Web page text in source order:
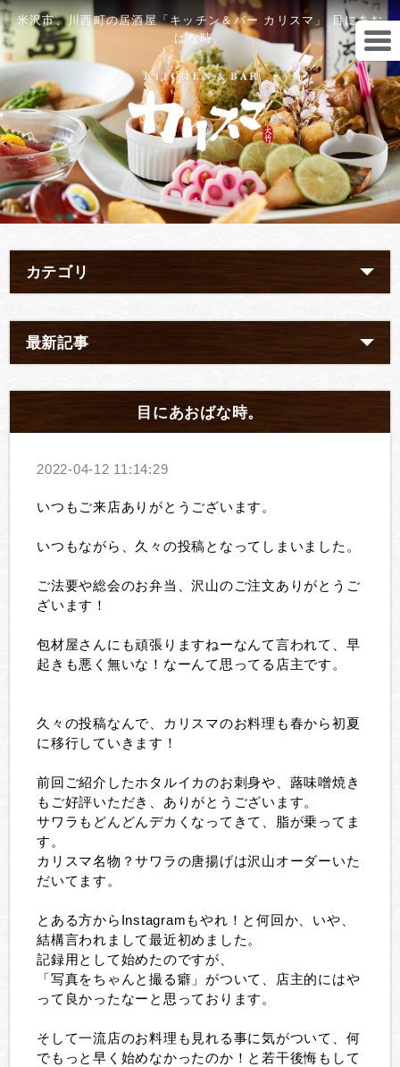
米沢市、川西町の居酒屋「キッチン＆バー カリスマ」 目にあお
ばな時。
カテゴリ
最新記事
目にあおばな時。
2022-04-12 11:14:29
いつもご来店ありがとうございます。
いつもながら、久々の投稿となってしまいました。
ご法要や総会のお弁当、沢山のご注文ありがとうご
ざいます！
包材屋さんにも頑張りますねーなんて言われて、早
起きも悪く無いな！なーんて思ってる店主です。
久々の投稿なんで、カリスマのお料理も春から初夏
に移行していきます！
前回ご紹介したホタルイカのお刺身や、蕗味噌焼き
もご好評いただき、ありがとうございます。
サワラもどんどんデカくなってきて、脂が乗ってま
す。
カリスマ名物？サワラの唐揚げは沢山オーダーいた
だいてます。
とある方からInstagramもやれ！と何回か、いや、
結構言われまして最近初めました。
記録用として始めたのですが、
「写真をちゃんと撮る癖」がついて、店主的にはや
って良かったなーと思っております。
そして一流店のお料理も見れる事に気がついて、何
でもっと早く始めなかったのか！と若干後悔もして